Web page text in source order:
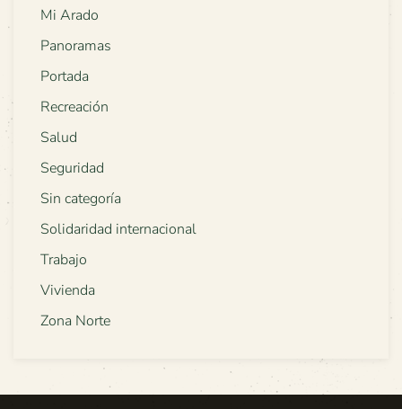
Mi Arado
Panoramas
Portada
Recreación
Salud
Seguridad
Sin categoría
Solidaridad internacional
Trabajo
Vivienda
Zona Norte